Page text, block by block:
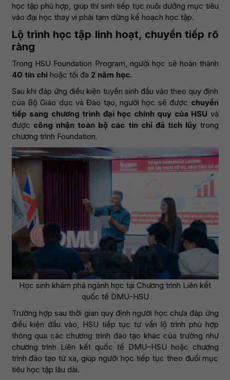
học tập phù hợp, giúp thí sinh tiếp tục nuôi dưỡng mục tiêu
vào đại học thay vì phải tạm dừng kế hoạch học tập.
Lộ trình học tập linh hoạt, chuyển tiếp rõ
ràng
Trong HSU Foundation Program, người học sẽ hoàn thành
40 tín chỉhoặc tối đa 2 năm học.
Sau khi đáp ứng điều kiện tuyển sinh đầu vào theo quy định
của Bộ Giáo dục và Đào tạo, người học sẽ được chuyển
tiếp sang chương trình đại học chính quy của HSU và
được công nhận toàn bộ các tín chỉ đã tích lũy trong
chương trình Foundation.
Học sinh khám phá ngành học tại Chương trình Liên kết
quốc tế DMU-HSU
Trường hợp sau thời gian quy định người học chưa đáp ứng
điều kiện đầu vào, HSU tiếp tục tư vấn lộ trình phù hợp
thông qua các chương trình đào tạo khác của trường như
chương trình Liên kết quốc tế DMU–HSU hoặc chương
trình đào tạo từ xa, giúp người học tiếp tục theo đuổi mục
tiêu học tập lâu dài.